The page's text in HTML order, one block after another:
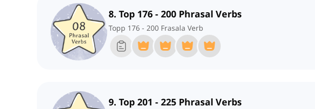
8. Top 176 - 200 Phrasal Verbs
Topp 176 - 200 Frasala Verb
9. Top 201 - 225 Phrasal Verbs